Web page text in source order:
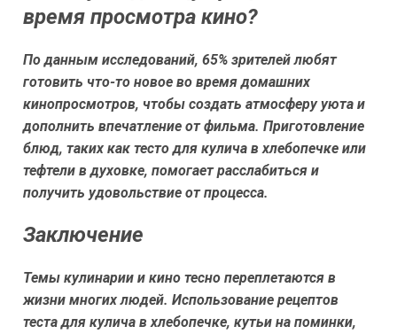
время просмотра кино?
По данным исследований, 65% зрителей любят
готовить что-то новое во время домашних
кинопросмотров, чтобы создать атмосферу уюта и
дополнить впечатление от фильма. Приготовление
блюд, таких как тесто для кулича в хлебопечке или
тефтели в духовке, помогает расслабиться и
получить удовольствие от процесса.
Заключение
Темы кулинарии и кино тесно переплетаются в
жизни многих людей. Использование рецептов
теста для кулича в хлебопечке, кутьи на поминки,